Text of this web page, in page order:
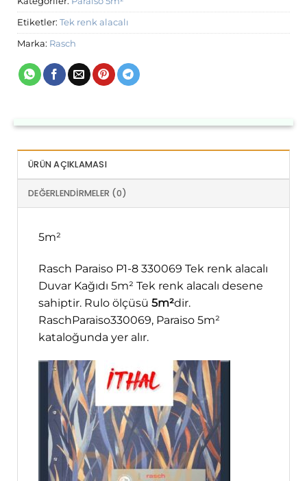
Etiketler: Tek renk alacalı
Marka: Rasch
ÜRÜN AÇIKLAMASI
DEĞERLENDIRMELER (0)
5m²
Rasch Paraiso P1-8 330069 Tek renk alacalı
Duvar Kağıdı 5m² Tek renk alacalı desene
sahiptir. Rulo ölçüsü 5m²dir.
RaschParaiso330069, Paraiso 5m²
kataloğunda yer alır.